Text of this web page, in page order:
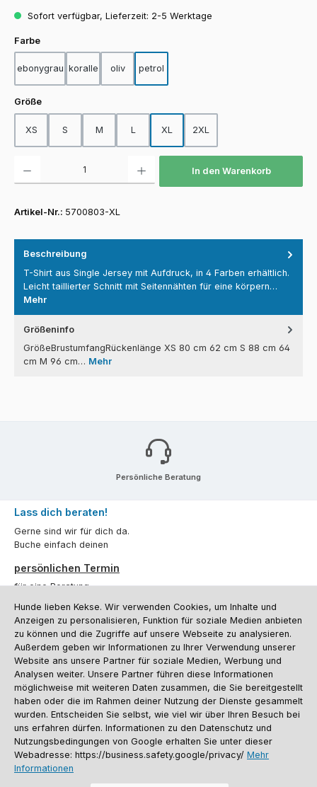
Sofort verfügbar, Lieferzeit: 2-5 Werktage
Farbeauswählen
ebonygrau koralle oliv petrol
Größeauswählen
XS S M L XL 2XL
In den Warenkorb
Artikel-Nr.: 5700803-XL
Beschreibung
T-Shirt aus Single Jersey mit Aufdruck, in 4 Farben erhältlich.
Leicht taillierter Schnitt mit Seitennähten für eine körpern…
Mehr
Größeninfo
GrößeBrustumfangRückenlänge XS 80 cm 62 cm S 88 cm 64
cm M 96 cm… Mehr
Persönliche Beratung
Lass dich beraten!
Gerne sind wir für dich da.
Buche einfach deinen
persönlichen Termin
für eine Beratung.
Oder über unserKontaktformular.
Vertrag widerrufen
Kundenservice
Informationen
Social Media und Kontakt
Versandinformationen
Batterieentsorgung
Warenrücksendung Sporthund Katalog
Hunde lieben Kekse. Wir verwenden Cookies, um Inhalte und
Anzeigen zu personalisieren, Funktion für soziale Medien anbieten
zu können und die Zugriffe auf unsere Webseite zu analysieren.
Außerdem geben wir Informationen zu Ihrer Verwendung unserer
Website ans unsere Partner für soziale Medien, Werbung und
Analysen weiter. Unsere Partner führen diese Informationen
möglichweise mit weiteren Daten zusammen, die Sie bereitgestellt
haben oder die im Rahmen deiner Nutzung der Dienste gesammelt
wurden. Entscheiden Sie selbst, wie viel wir über Ihren Besuch bei
uns erfahren dürfen. Informationen zu den Datenschutz und
Nutzungsbedingungen von Google erhalten Sie unter dieser
Webadresse: https://business.safety.google/privacy/ Mehr
Informationen